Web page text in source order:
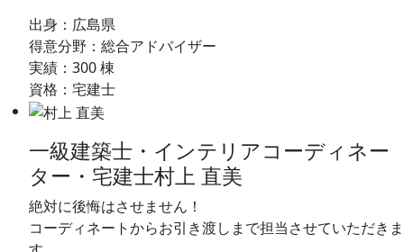
出身： 広島県
得意分野： 総合アドバイザー
実績： 300 棟
資格： 宅建士
一級建築士・インテリアコーディネー
ター・宅建士村上 直美
絶対に後悔はさせません！
コーディネートからお引き渡しまで担当させていただきま